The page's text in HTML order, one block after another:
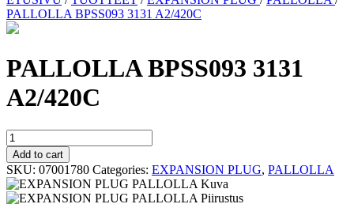
to
content
PALLOLLA BPSS093 3131 A2/420C
PALLOLLA BPSS093 3131
A2/420C
PALLOLLA
BPSS093
3131
A2/420C
quantity
Add to cart
SKU: 07001780 Categories: EXPANSION PLUG, PALLOLLA